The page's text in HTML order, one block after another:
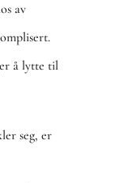
av
å lytte til
seg, er